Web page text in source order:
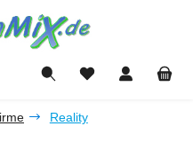
Du hast 0 Produkte
Reality